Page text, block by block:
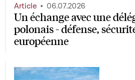
Un échange avec une
polonais - défense,
européenne
Article 06.07.2026